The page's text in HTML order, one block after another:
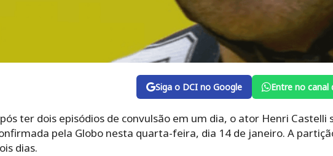
Siga o DCI no Google Entre no canal
ter dois episódios de convulsão em um dia, o ator Henri Castelli
pela Globo nesta quarta-feira, dia 14 de janeiro. A
dias.